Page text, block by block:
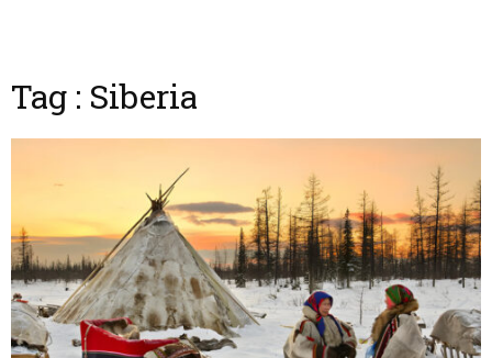
Tag : Siberia